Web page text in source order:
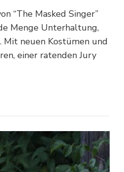
“The Masked Singer”
Menge Unterhaltung,
Mit neuen Kostümen und
einer ratenden Jury